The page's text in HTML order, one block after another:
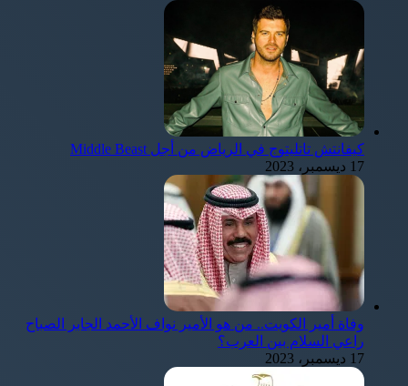
كيفانتش تاتليتوج في الرياض من أجل Middle Beast
17 ديسمبر، 2023
وفاة أمير الكويت.. من هو الأمير نواف الأحمد الجابر الصباح
راعي السلام بين العرب؟
17 ديسمبر، 2023